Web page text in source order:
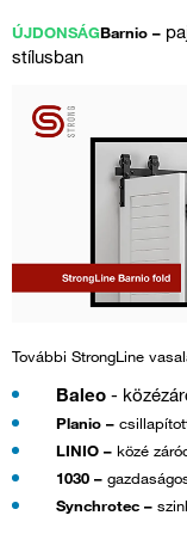
ÚJDONSÁGBarnio –
stílusban
További StrongLine
Baleo -
Planio –
LINIO – közé
1030 –
Synchrotec –